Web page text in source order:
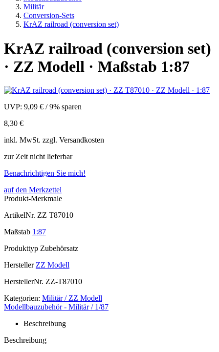
Militär
Conversion-Sets
KrAZ railroad (conversion set)
KrAZ railroad (conversion set)
· ZZ Modell · Maßstab 1:87
UVP: 9,09 € /9% sparen
8,30 €
inkl. MwSt. zzgl. Versandkosten
zur Zeit nicht lieferbar
Benachrichtigen Sie mich!
auf den Merkzettel
Produkt-Merkmale
ArtikelNr. ZZ T87010
Maßstab 1:87
Produkttyp Zubehörsatz
Hersteller ZZ Modell
HerstellerNr. ZZ-T87010
Kategorien: Militär / ZZ Modell
Modellbauzubehör - Militär / 1/87
Beschreibung
Beschreibung